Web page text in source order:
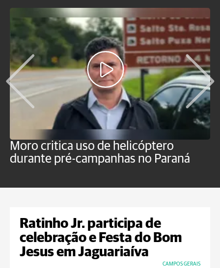
Moro critica uso de helicóptero
durante pré-campanhas no Paraná
Ratinho Jr. participa de
celebração e Festa do Bom
Jesus em Jaguariaíva
CAMPOS GERAIS